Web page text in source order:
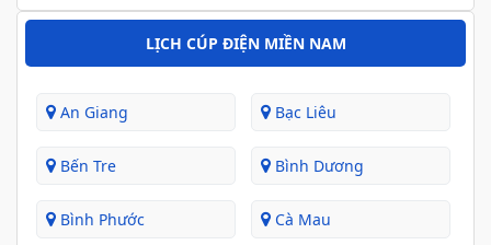
LỊCH CÚP ĐIỆN MIỀN NAM
An Giang Bạc Liêu
Bến Tre Bình Dương
Bình Phước Cà Mau